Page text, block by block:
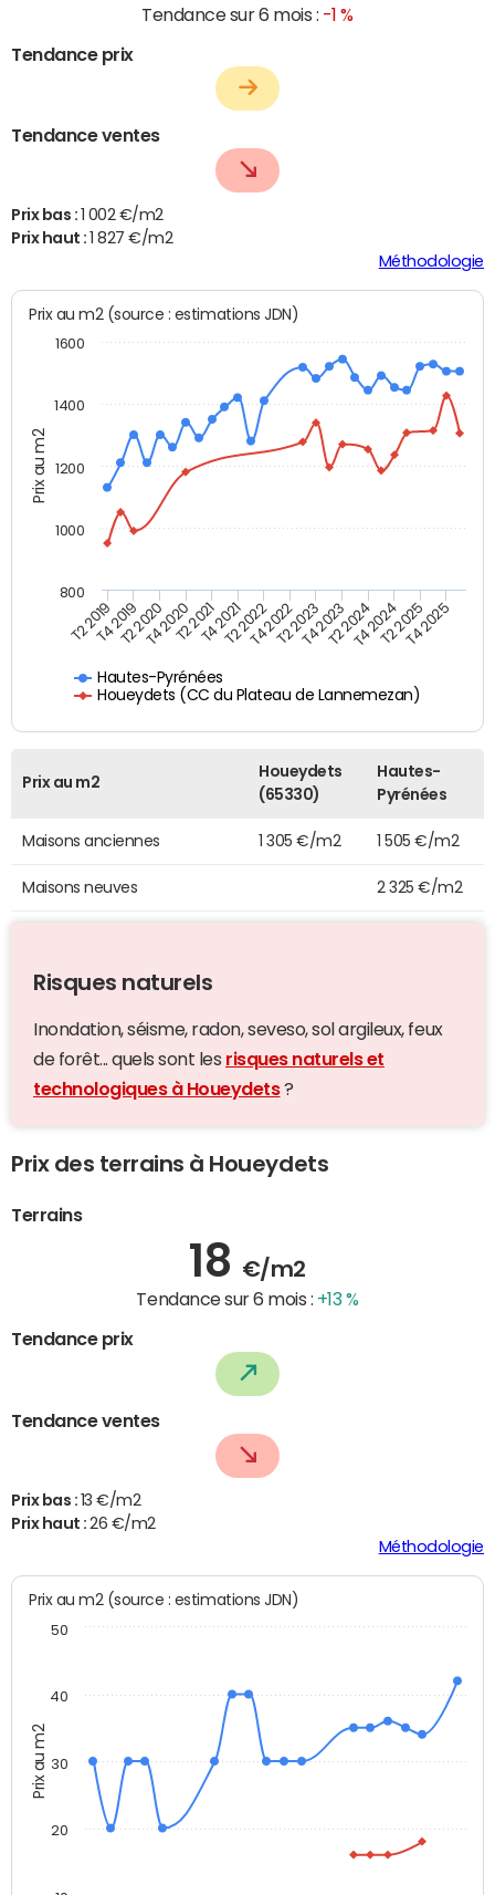
Tendance sur 6 mois : -1 %
Tendance prix
Tendance ventes
Prix bas :
1 002 €/m2
Prix haut :
1 827 €/m2
Méthodologie
Prix au m2
Prix au m2 (source : estimations JDN)
Hautes-Pyrénées
Houeydets (CC du Plateau de Lannemezan)
T2 2019T4 2019T2 2020T4 2020T2 2021T4 2021T2 2022T4 2022T2 2023T4 2023T2 2024T4 2024T2 2025T4 2025
800
1000
1200
1400
1600
Prix au m2
Houeydets
(65330)
Hautes-
Pyrénées
Maisons anciennes 1 305 €/m2 1 505 €/m2
Maisons neuves 2 325 €/m2
Risques naturels
Inondation, séisme, radon, seveso, sol argileux, feux
de forêt... quels sont les risques naturels et
technologiques à Houeydets?
Prix des terrains à Houeydets
Terrains
18 €/m2
Tendance sur 6 mois : +13 %
Tendance prix
Tendance ventes
Prix bas : 13 €/m2
Prix haut :26 €/m2
Méthodologie
Prix au m2
Prix au m2 (source : estimations JDN)
20
30
40
50